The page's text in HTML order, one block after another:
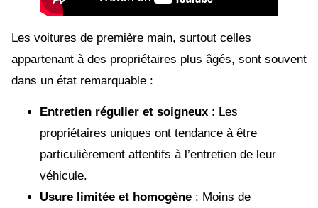
Les voitures de première main, surtout celles
appartenant à des propriétaires plus âgés, sont souvent
dans un état remarquable :
Entretien régulier et soigneux : Les
propriétaires uniques ont tendance à être
particulièrement attentifs à l’entretien de leur
véhicule.
Usure limitée et homogène : Moins de